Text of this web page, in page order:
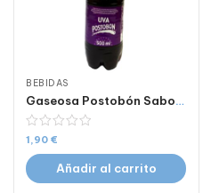
BEBIDAS
Gaseosa Postobón Sabor Uva 500 ml
1,90 €
Añadir al carrito